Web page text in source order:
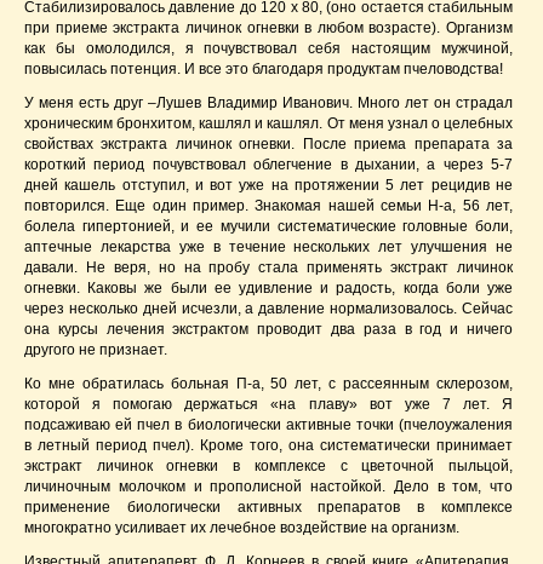
Стабилизировалось давление до 120 x 80, (оно остается стабильным
при приеме экстракта личинок огневки в любом возрасте). Организм
как бы омолодился, я почувствовал себя настоящим мужчиной,
повысилась потенция. И все это благодаря продуктам пчеловодства!
У меня есть друг –Лушев Владимир Иванович. Много лет он страдал
хроническим бронхитом, кашлял и кашлял. От меня узнал о целебных
свойствах экстракта личинок огневки. После приема препарата за
короткий период почувствовал облегчение в дыхании, а через 5-7
дней кашель отступил, и вот уже на протяжении 5 лет рецидив не
повторился. Еще один пример. Знакомая нашей семьи Н-а, 56 лет,
болела гипертонией, и ее мучили систематические головные боли,
аптечные лекарства уже в течение нескольких лет улучшения не
давали. Не веря, но на пробу стала применять экстракт личинок
огневки. Каковы же были ее удивление и радость, когда боли уже
через несколько дней исчезли, а давление нормализовалось. Сейчас
она курсы лечения экстрактом проводит два раза в год и ничего
другого не признает.
Ко мне обратилась больная П-а, 50 лет, с рассеянным склерозом,
которой я помогаю держаться «на плаву» вот уже 7 лет. Я
подсаживаю ей пчел в биологически активные точки (пчелоужаления
в летный период пчел). Кроме того, она систематически принимает
экстракт личинок огневки в комплексе с цветочной пыльцой,
личиночным молочком и прополисной настойкой. Дело в том, что
применение биологически активных препаратов в комплексе
многократно усиливает их лечебное воздействие на организм.